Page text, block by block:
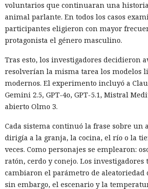
empresas exigiendo dinero y
sustraído. El grupo obtuvo alrededor de
dólares en rescates; además, Muka
una víctima de forma reiterada,
Otros 495.000 dólares los ganó Muka
datos robados en foros de
BreachForums y XSS.is. La investigación
total de las empresas afectadas en
Un agente especial del FBI, Mike
acciones de Muka fueron deliberadas y
causaron un daño real tanto a las
millones de sus clientes.
voluntarios que continuaran una
animal parlante. En todos los casos
participantes eligieron con mayor
protagonista el género masculino.
Tras esto, los investigadores decidieron
resolverían la misma tarea los modelos
modernos. El experimento incluyó a
Gemini 2.5, GPT-4o, GPT-5.1, Mistral
abierto Olmo 3.
Cada sistema continuó la frase sobre un
dirigía a la granja, la cocina, el río o la
veces. Como personajes se emplearon:
ratón, cerdo y conejo. Los investigadores
cambiaron el parámetro de aleatoriedad
sin embargo, el escenario y la